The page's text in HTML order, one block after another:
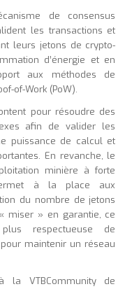
de consensus
les transactions et
leurs jetons de crypto-
d’énergie et en
aux méthodes de
of-Work (PoW).
pour résoudre des
afin de valider les
puissance de calcul et
En revanche, le
minière à forte
à la place aux
du nombre de jetons
miser » en garantie, ce
respectueuse de
maintenir un réseau
la VTBCommunity de